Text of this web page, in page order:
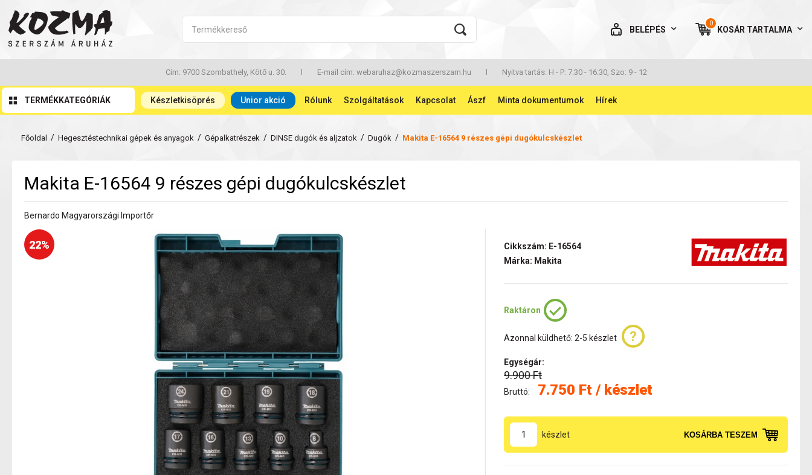
BELÉPÉS
NINCS MÉG FIÓKOM
0
KOSÁR TARTALMA
AZ ÖN KOSARA ÜRES
Cím: 9700 Szombathely, Kötő u. 30. E-mail cím: webaruhaz@kozmaszerszam.hu Nyitva tartás: H - P: 7:30 - 16:30, Szo: 9 - 12
TERMÉKKATEGÓRIÁK Készletkisöprés Unior akció Rólunk Szolgáltatások Kapcsolat Ászf Minta dokumentumok Hírek
Főoldal / Hegesztéstechnikai gépek és anyagok / Gépalkatrészek / DINSE dugók és aljzatok / Dugók / Makita E-16564 9 részes gépi dugókulcskészlet
Makita E-16564 9 részes gépi dugókulcskészlet
Bernardo Magyarországi Importőr
22%
Cikkszám: E-16564
Márka: Makita
Raktáron
Azonnal küldhető: 2-5 készlet
Egységár:
9.900 Ft
Bruttó: 7.750 Ft / készlet
készlet KOSÁRBA TESZEM